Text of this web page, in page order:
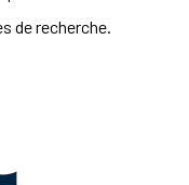
de recherche.